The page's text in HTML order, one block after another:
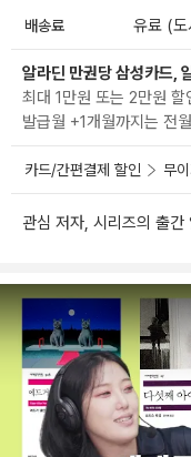
배송료 유료 (도
알라딘 만권당 삼성카드,
최대 1만원 또는 2만원
발급월 +1개월까지는 전
카드/간편결제 할인 무
관심 저자, 시리즈의 출간